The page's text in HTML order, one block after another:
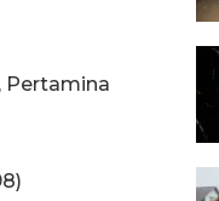
Pertamina